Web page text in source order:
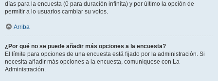
días para la encuesta (0 para duración infinita) y por último la opción de
permitir a lo usuarios cambiar su votos.
Arriba
¿Por qué no se puede añadir más opciones a la encuesta?
El límite para opciones de una encuesta está fijado por la administración. Si
necesita añadir más opciones a la encuesta, comuníquese con La
Administración.